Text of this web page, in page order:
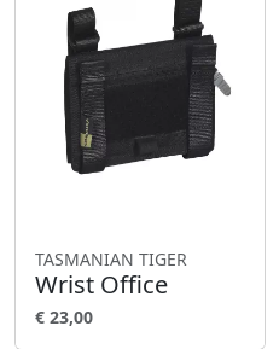
TASMANIAN TIGER
Wrist Office
€ 23,00